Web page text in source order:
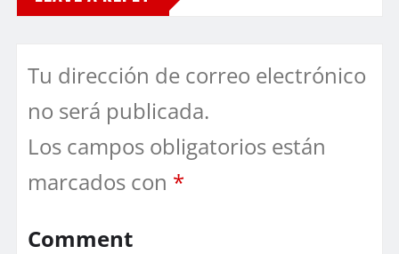
Tu dirección de correo electrónico
no será publicada.
Los campos obligatorios están
marcados con *
Comment